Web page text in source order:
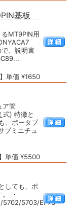
基板
MT9PIN用
、説明書
】単価 ¥1650
ア管
) 特徴と
、ポータブ
ブミニチュ
単価 ¥5500
しても、ポ
・
5702/5703/EF73